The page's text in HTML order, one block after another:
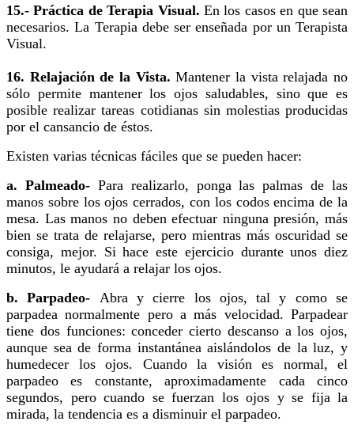
15.- Práctica de Terapia Visual. En los casos en que sean
necesarios. La Terapia debe ser enseñada por un Terapista
Visual.
16. Relajación de la Vista. Mantener la vista relajada no
sólo permite mantener los ojos saludables, sino que es
posible realizar tareas cotidianas sin molestias producidas
por el cansancio de éstos.
Existen varias técnicas fáciles que se pueden hacer:
a. Palmeado-Para realizarlo, ponga las palmas de las
manos sobre los ojos cerrados, con los codos encima de la
mesa. Las manos no deben efectuar ninguna presión, más
bien se trata de relajarse, pero mientras más oscuridad se
consiga, mejor. Si hace este ejercicio durante unos diez
minutos, le ayudará a relajar los ojos.
b. Parpadeo- Abra y cierre los ojos, tal y como se
parpadea normalmente pero a más velocidad. Parpadear
tiene dos funciones: conceder cierto descanso a los ojos,
aunque sea de forma instantánea aislándolos de la luz, y
humedecer los ojos. Cuando la visión es normal, el
parpadeo es constante, aproximadamente cada cinco
segundos, pero cuando se fuerzan los ojos y se fija la
mirada, la tendencia es a disminuir el parpadeo.